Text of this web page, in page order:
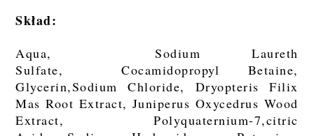
Skład:
Aqua, Sodium Laureth
Sulfate, Cocamidopropyl Betaine,
Glycerin,Sodium Chloride, Dryopteris Filix
Mas Root Extract, Juniperus Oxycedrus Wood
Extract, Polyquaternium-7,citric